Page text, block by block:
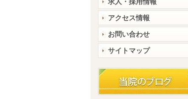
アクセス情報
お問い合わせ
サイトマップ